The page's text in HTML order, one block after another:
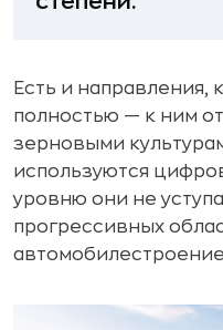
Есть и
полностью — к ним
зерновыми
используются
уровню они не
прогрессивных